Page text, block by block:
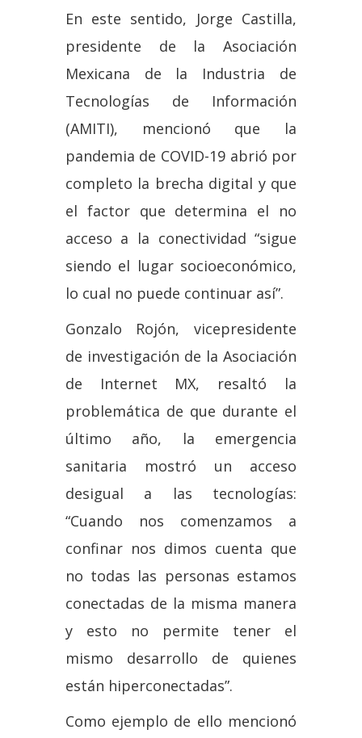
En este sentido, Jorge Castilla,
presidente de la Asociación
Mexicana de la Industria de
Tecnologías de Información
(AMITI), mencionó que la
pandemia de COVID-19 abrió por
completo la brecha digital y que
el factor que determina el no
acceso a la conectividad “sigue
siendo el lugar socioeconómico,
lo cual no puede continuar así”.
Gonzalo Rojón, vicepresidente
de investigación de la Asociación
de Internet MX, resaltó la
problemática de que durante el
último año, la emergencia
sanitaria mostró un acceso
desigual a las tecnologías:
“Cuando nos comenzamos a
confinar nos dimos cuenta que
no todas las personas estamos
conectadas de la misma manera
y esto no permite tener el
mismo desarrollo de quienes
están hiperconectadas”.
Como ejemplo de ello mencionó